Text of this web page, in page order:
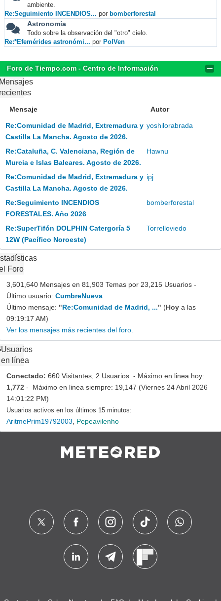
ambiente.
Re:Seguimiento INCENDIOS... por bomberforestal
Astronomía
Todo sobre la observación del "otro" cielo.
Re:*Efemérides astronómi... por PolVen
Foro de Tiempo.com - Centro de Información
Mensaje Autor
Re:Comunidad de Madrid, Extremadura y
Castilla La Mancha. Agosto de 2026.
yoshilorabrada
Re:Cataluña, C. Valenciana, Región de
Murcia e Islas Baleares. Agosto de 2026.
Hawnu
Re:Comunidad de Madrid, Extremadura y
Castilla La Mancha. Agosto de 2026.
ipj
Re:Seguimiento INCENDIOS
FORESTALES. Año 2026
bomberforestal
Re:SuperTifón DOLPHIN Catergoría 5
12W (Pacífico Noroeste)
Torrelloviedo
Foro
3,601,640 Mensajes en 81,903 Temas por 23,215 Usuarios -
Último usuario: CumbreNueva
Último mensaje: "Re:Comunidad de Madrid, ..." (Hoy a las
09:19:17 AM)
Ver los mensajes más recientes del foro.
Usuarios
en línea
Conectado: 660 Visitantes, 2 Usuarios - Máximo en linea hoy:
1,772 - Máximo en linea siempre: 19,147 (Viernes 24 Abril 2026
14:01:22 PM)
Usuarios activos en los últimos 15 minutos:
AritmePrim19792003 Pepeavilenho